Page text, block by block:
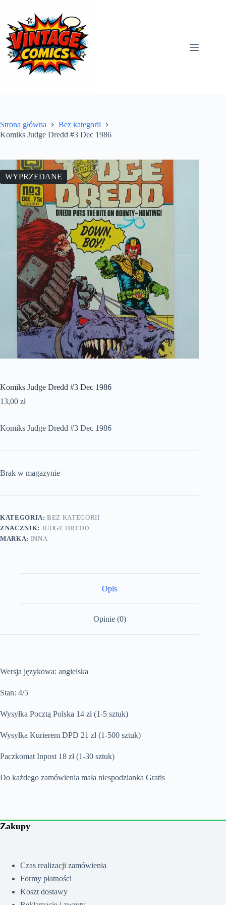
treści
Strona główna
Bez kategorii
Komiks Judge Dredd #3 Dec 1986
WYPRZEDANE
Komiks Judge Dredd #3 Dec 1986
13,00 zł
Komiks Judge Dredd #3 Dec 1986
Brak w magazynie
KATEGORIA:BEZ KATEGORII
ZNACZNIK: JUDGE DREDD
MARKA: INNA
Opis
Opinie (0)
Wersja językowa: angielska
Stan: 4/5
Wysyłka Pocztą Polska 14 zł (1-5 sztuk)
Wysyłka Kurierem DPD 21 zł (1-500 sztuk)
Paczkomat Inpost 18 zł (1-30 sztuk)
Do każdego zamówienia mała niespodzianka Gratis
Zakupy
Czas realizacji zamówienia
Formy płatności
Koszt dostawy